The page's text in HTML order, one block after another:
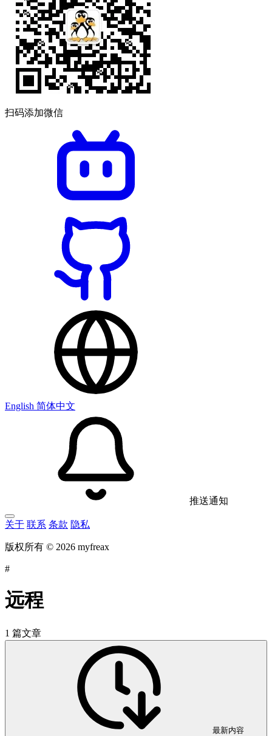
扫码添加微信
English 简体中文
推送通知
关于 联系 条款 隐私
版权所有 © 2026 myfreax
#
远程
1 篇文章
最新内容